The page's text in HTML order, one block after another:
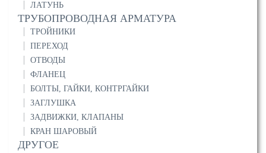
ЛАТУНЬ
ТРУБОПРОВОДНАЯ АРМАТУРА
ТРОЙНИКИ
ПЕРЕХОД
ОТВОДЫ
ФЛАНЕЦ
БОЛТЫ, ГАЙКИ, КОНТРГАЙКИ
ЗАГЛУШКА
ЗАДВИЖКИ, КЛАПАНЫ
КРАН ШАРОВЫЙ
ДРУГОЕ